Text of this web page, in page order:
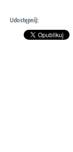
Udostępnij: